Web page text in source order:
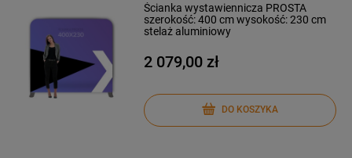
Ścianka wystawiennicza PROSTA
szerokość: 400 cm wysokość: 230 cm
stelaż aluminiowy
2 079,00 zł
DO KOSZYKA